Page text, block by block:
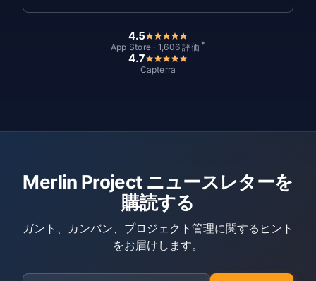
4.5
App Store · 1,606 評価 *
4.7
Capterra
Merlin Project ニュースレターを
購読する
ガント、カンバン、プロジェクト管理に関するヒント
をお届けします。